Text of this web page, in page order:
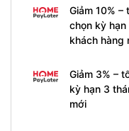
Giảm 10%
chọn kỳ
khách hàng
Giảm 3% –
kỳ hạn 3
mới